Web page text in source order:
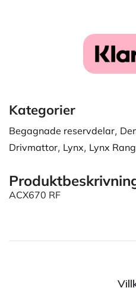
Kategorier
Begagnade reservdelar,
Drivmattor, Lynx, Lynx
ACX670 RF